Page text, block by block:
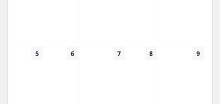
5 6 7 8 9